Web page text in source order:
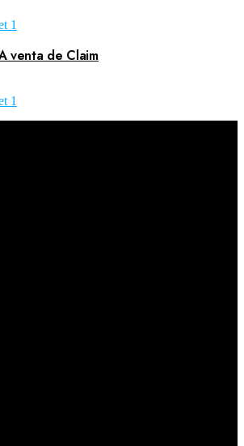
1
venta de Claim
1